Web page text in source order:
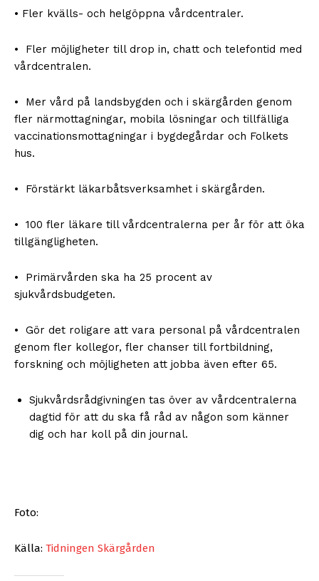
• Fler kvälls- och helgöppna vårdcentraler.
• Fler möjligheter till drop in, chatt och telefontid med
vårdcentralen.
• Mer vård på landsbygden och i skärgården genom
fler närmottagningar, mobila lösningar och tillfälliga
vaccinationsmottagningar i bygdegårdar och Folkets
hus.
• Förstärkt läkarbåtsverksamhet i skärgården.
• 100 fler läkare till vårdcentralerna per år för att öka
tillgängligheten.
• Primärvården ska ha 25 procent av
sjukvårdsbudgeten.
• Gör det roligare att vara personal på vårdcentralen
genom fler kollegor, fler chanser till fortbildning,
forskning och möjligheten att jobba även efter 65.
Sjukvårdsrådgivningen tas över av vårdcentralerna
dagtid för att du ska få råd av någon som känner
dig och har koll på din journal.
Foto:
Källa: Tidningen Skärgården